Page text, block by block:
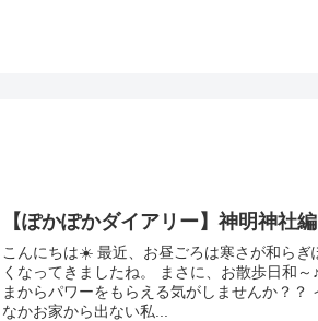
【ぽかぽかダイアリー】神明神社編
こんにちは☀️ 最近、お昼ごろは寒さが和らぎぽかぽかしている日が多
くなってきましたね。 まさに、お散歩日和～♪ お散歩すると、お日さ
まからパワーをもらえる気がしませんか？？ インドア派で普段はなか
なかお家から出ない私...